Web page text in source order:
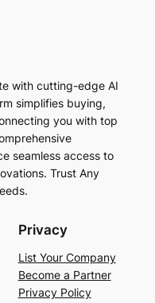
with cutting-edge AI
simplifies buying,
you with top
seamless access to
Trust Any
Privacy
List Your Company
Become a Partner
Privacy Policy